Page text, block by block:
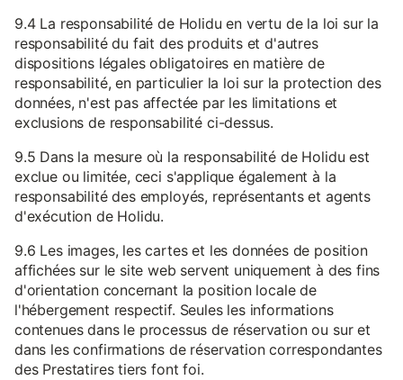
9.4 La responsabilité de Holidu en vertu de la loi sur la
responsabilité du fait des produits et d'autres
dispositions légales obligatoires en matière de
responsabilité, en particulier la loi sur la protection des
données, n'est pas affectée par les limitations et
exclusions de responsabilité ci-dessus.
9.5 Dans la mesure où la responsabilité de Holidu est
exclue ou limitée, ceci s'applique également à la
responsabilité des employés, représentants et agents
d'exécution de Holidu.
9.6 Les images, les cartes et les données de position
affichées sur le site web servent uniquement à des fins
d'orientation concernant la position locale de
l'hébergement respectif. Seules les informations
contenues dans le processus de réservation ou sur et
dans les confirmations de réservation correspondantes
des Prestatires tiers font foi.